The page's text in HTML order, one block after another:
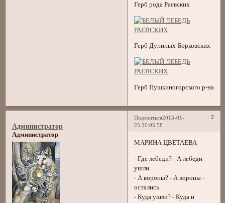
Герб рода Раевских
Герб Дуниных-Борковских
Герб Пушкиногорского р-на
Поделиться 2
2013-01-
25 20:05:58
Администратор
Администратор
МАРИНА ЦВЕТАЕВА
- Где лебеди? - А лебеди
ушли.
- А вороны? - А вороны -
остались.
- Куда ушли? - Куда и